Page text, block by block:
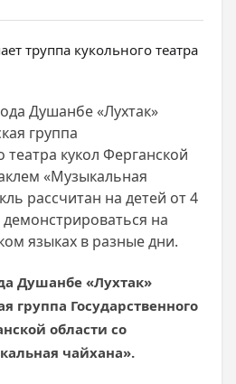
Душанбе «Лухтак»
группа
театра кукол Ферганской
«Музыкальная
рассчитан на детей от 4
демонстрироваться на
языках в разные дни.
Душанбе «Лухтак»
группа Государственного
области со
чайхана».